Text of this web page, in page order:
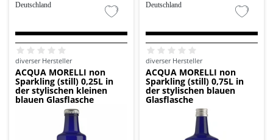
Deutschland
diverser Hersteller
ACQUA MORELLI non
Sparkling (still) 0,25L in
der stylischen kleinen
blauen Glasflasche
Deutschland
diverser Hersteller
ACQUA MORELLI non
Sparkling (still) 0,75L in
der stylischen blauen
Glasflasche